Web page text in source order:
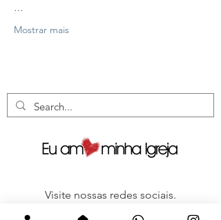
…
Mostrar mais
Visite nossas redes sociais.